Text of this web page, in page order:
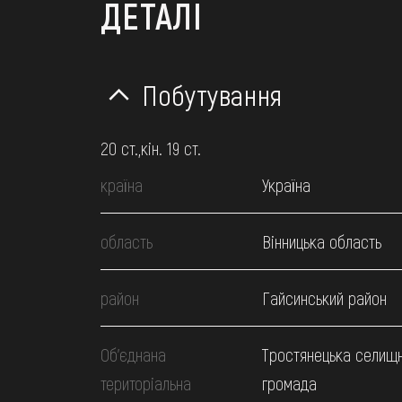
ДЕТАЛІ
Побутування
20 ст.,кін. 19 ст.
країна
Україна
область Вінницька область
район Гайсинський район
Об’єднана
територіальна
Тростянецька
громада